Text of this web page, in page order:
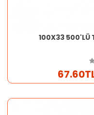
100X33 500'LÜ